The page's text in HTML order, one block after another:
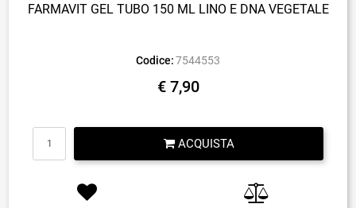
FARMAVIT GEL TUBO 150 ML LINO E DNA VEGETALE
Codice: 7544553
€ 7,90
ACQUISTA